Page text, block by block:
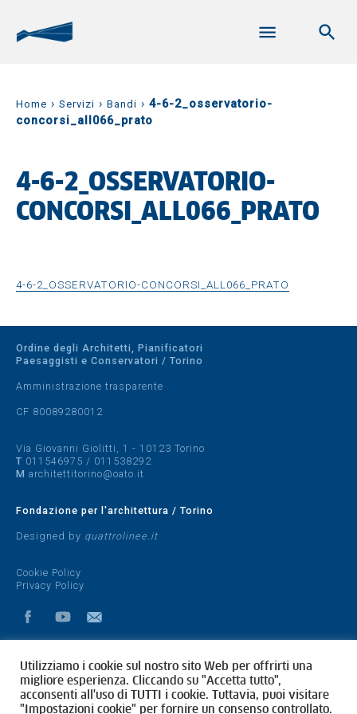
Home › Servizi › Bandi › 4-6-2_osservatorio-
concorsi_all066_prato
4-6-2_OSSERVATORIO-
CONCORSI_ALL066_PRATO
4-6-2_OSSERVATORIO-CONCORSI_ALL066_PRATO
Ordine degli Architetti, Pianificatori
Paesaggisti e Conservatori / Torino
Amministrazione trasparente
CF 80089280012
Via Giovanni Giolitti, 1 - 10123 Torino
T 011546975 / 011538292
M architettitorino@oato.it
Fondazione per l'architettura / Torino
Designed by quattrolinee.it
Cookie Policy
Privacy Policy
Utilizziamo i cookie sul nostro sito Web per offrirti una
migliore esperienza. Cliccando su "Accetta tutto",
acconsenti all'uso di TUTTI i cookie. Tuttavia, puoi visitare
"Impostazioni cookie" per fornire un consenso controllato.